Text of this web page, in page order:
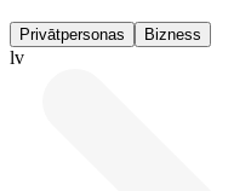
Privātpersonas Bizness
lv